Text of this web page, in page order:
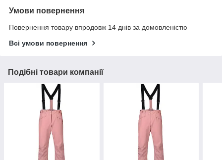
Умови повернення
Повернення товару впродовж 14 днів за домовленістю
Всі умови повернення
Подібні товари компанії